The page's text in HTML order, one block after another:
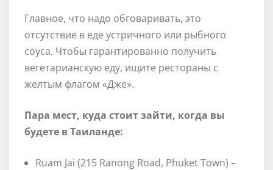
Главное, что надо обговаривать, это
отсутствие в еде устричного или рыбного
соуса. Чтобы гарантированно получить
вегетарианскую еду, ищите рестораны с
желтым флагом «Дже».
Пара мест, куда стоит зайти, когда вы
будете в Таиланде:
Ruam Jai (215 Ranong Road, Phuket Town) –